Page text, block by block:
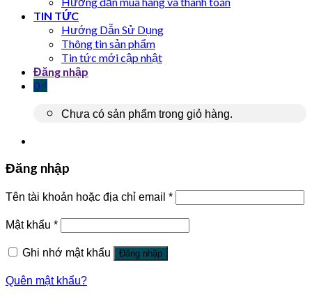
TIN TỨC
Hướng Dẫn Sử Dụng
Thông tin sản phẩm
Tin tức mới cập nhật
Đăng nhập
0 ₫
Chưa có sản phẩm trong giỏ hàng.
Đăng nhập
Tên tài khoản hoặc địa chỉ email *
Mật khẩu *
Ghi nhớ mật khẩu Đăng nhập
Quên mật khẩu?